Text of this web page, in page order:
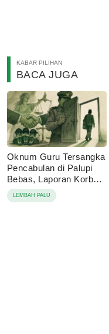
KABAR PILIHAN
BACA JUGA
Oknum Guru Tersangka
Pencabulan di Palupi
Bebas, Laporan Korban
Berujung Damai
LEMBAH PALU